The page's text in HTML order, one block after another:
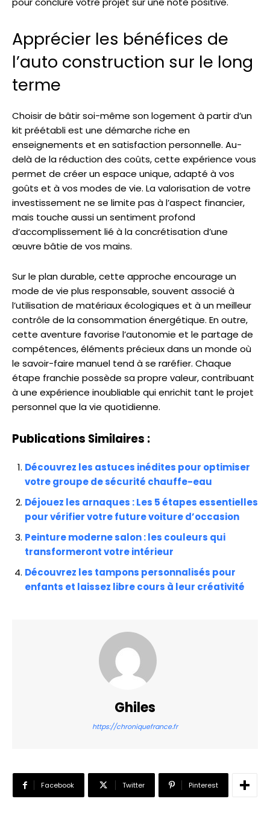
Apprécier les bénéfices de
l’auto construction sur le long
terme
Choisir de bâtir soi-même son logement à partir d’un
kit préétabli est une démarche riche en
enseignements et en satisfaction personnelle. Au-
delà de la réduction des coûts, cette expérience vous
permet de créer un espace unique, adapté à vos
goûts et à vos modes de vie. La valorisation de votre
investissement ne se limite pas à l’aspect financier,
mais touche aussi un sentiment profond
d’accomplissement lié à la concrétisation d’une
œuvre bâtie de vos mains.
Sur le plan durable, cette approche encourage un
mode de vie plus responsable, souvent associé à
l’utilisation de matériaux écologiques et à un meilleur
contrôle de la consommation énergétique. En outre,
cette aventure favorise l’autonomie et le partage de
compétences, éléments précieux dans un monde où
le savoir-faire manuel tend à se raréfier. Chaque
étape franchie possède sa propre valeur, contribuant
à une expérience inoubliable qui enrichit tant le projet
personnel que la vie quotidienne.
Publications Similaires :
Découvrez les astuces inédites pour optimiser
votre groupe de sécurité chauffe-eau
Déjouez les arnaques : Les 5 étapes essentielles
pour vérifier votre future voiture d’occasion
Peinture moderne salon : les couleurs qui
transformeront votre intérieur
Découvrez les tampons personnalisés pour
enfants et laissez libre cours à leur créativité
Ghiles
https://chroniquefrance.fr
Facebook Twitter Pinterest